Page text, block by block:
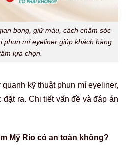
bong, giữ màu, cách chăm sóc
phun mí eyeliner giúp khách hàng
lựa chọn.
kỹ thuật phun mí eyeliner,
ra. Chi tiết vấn đề và đáp án
Mỹ Rio có an toàn không?